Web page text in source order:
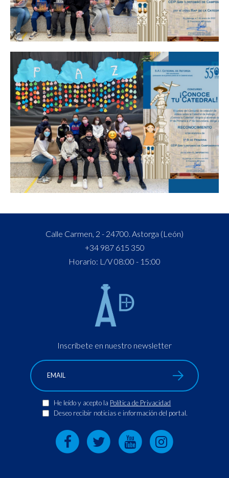
Calle Carmen, 2 - 24700. Astorga (León)
+34 987 615 350
Horario: L/V 08:00 - 15:00
Inscríbete en nuestro newsletter
He leído y acepto la Política de Privacidad
Deseo recibir noticias e información del portal.